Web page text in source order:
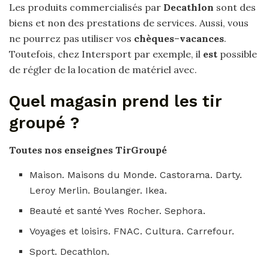
Les produits commercialisés par Decathlon sont des
biens et non des prestations de services. Aussi, vous
ne pourrez pas utiliser vos chèques–vacances.
Toutefois, chez Intersport par exemple, il est possible
de régler de la location de matériel avec.
Quel magasin prend les tir
groupé ?
Toutes nos enseignes TirGroupé
Maison. Maisons du Monde. Castorama. Darty.
Leroy Merlin. Boulanger. Ikea.
Beauté et santé Yves Rocher. Sephora.
Voyages et loisirs. FNAC. Cultura. Carrefour.
Sport. Decathlon.